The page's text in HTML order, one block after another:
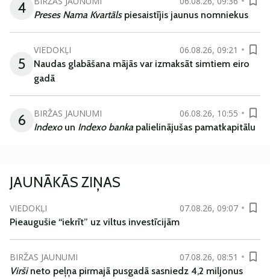
4
Preses Nama Kvartāls piesaistījis jaunus nomniekus
5
VIEDOKĻI
06.08.26, 09:21
Naudas glabāšana mājās var izmaksāt simtiem eiro
gadā
6 BIRŽAS JAUNUMI
06.08.26, 10:55
Indexoun Indexo banka palielinājušas pamatkapitālu
JAUNĀKĀS ZIŅAS
VIEDOKĻI
07.08.26, 09:07
Pieaugušie “iekrīt” uz viltus investīcijām
BIRŽAS JAUNUMI
07.08.26, 08:51
Viršineto peļņa pirmajā pusgadā sasniedz 4,2 miljonus